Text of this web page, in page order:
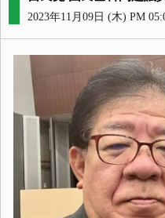
2023年11月09日 (木) PM